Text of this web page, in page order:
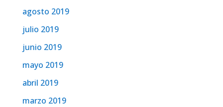
agosto 2019
julio 2019
junio 2019
mayo 2019
abril 2019
marzo 2019